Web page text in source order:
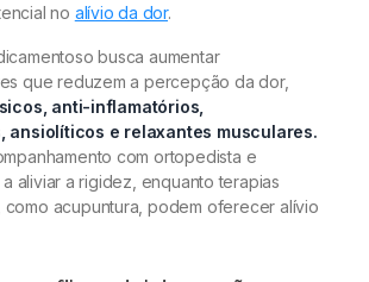
no alívio da dor.
busca aumentar
que reduzem a percepção da dor,
anti-inflamatórios,
ansiolíticos e relaxantes musculares.
com ortopedista e
aliviar a rigidez, enquanto terapias
como acupuntura, podem oferecer alívio